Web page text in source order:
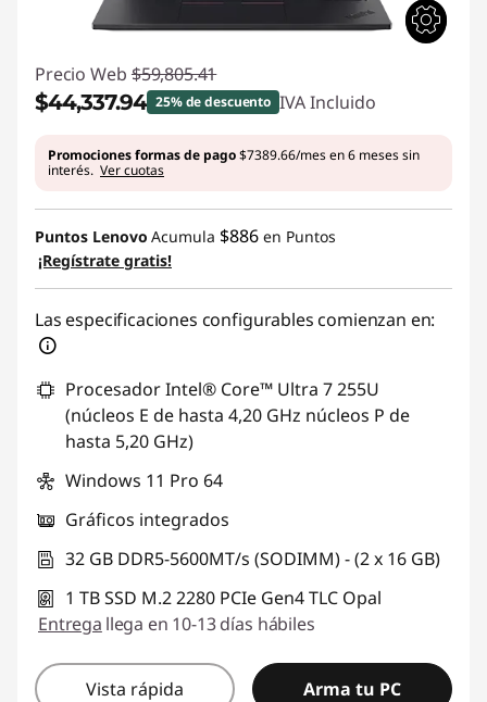
Precio Web $59,805.41
$44,337.94 25% de descuento IVA Incluido
Ahorros instantáneos :
Promociones formas de pago$7389.66/mes en 6 meses sin
interés. Ver cuotas
Puntos Lenovo Acumula $886 en Puntos
¡Regístrate gratis!
Las especificaciones configurables comienzan en:
Procesador Intel® Core™ Ultra 7 255U
(núcleos E de hasta 4,20 GHz núcleos P de
hasta 5,20 GHz)
Windows 11 Pro 64
Gráficos integrados
32 GB DDR5-5600MT/s (SODIMM) - (2 x 16 GB)
1 TB SSD M.2 2280 PCIe Gen4 TLC Opal
Entrega llega en 10-13 días hábiles
Vista rápida Arma tu PC